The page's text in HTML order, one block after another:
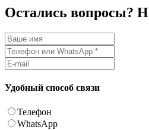
Остались вопросы?
Удобный способ связи
Телефон
WhatsApp